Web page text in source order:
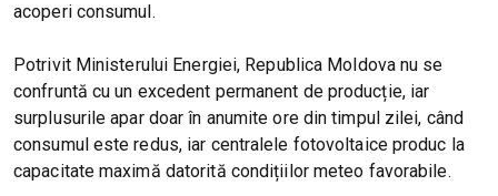
acoperi consumul.
Potrivit Ministerului Energiei, Republica Moldova nu se
confruntă cu un excedent permanent de producție, iar
surplusurile apar doar în anumite ore din timpul zilei, când
consumul este redus, iar centralele fotovoltaice produc la
capacitate maximă datorită condițiilor meteo favorabile.